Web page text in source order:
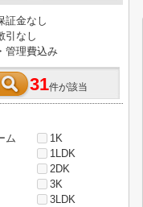
証金なし
引なし
管理費込み
31件が該当
ム
1K
1LDK
2DK
3K
3LDK